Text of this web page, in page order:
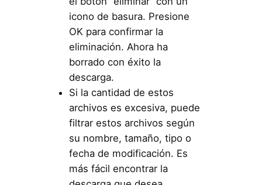
icono de basura. Presione
OK para confirmar la
eliminación. Ahora ha
borrado con éxito la
descarga.
Si la cantidad de estos
archivos es excesiva, puede
filtrar estos archivos según
su nombre, tamaño, tipo o
fecha de modificación. Es
más fácil encontrar la